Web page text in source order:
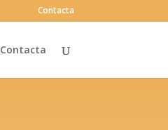
Contacta
Contacta